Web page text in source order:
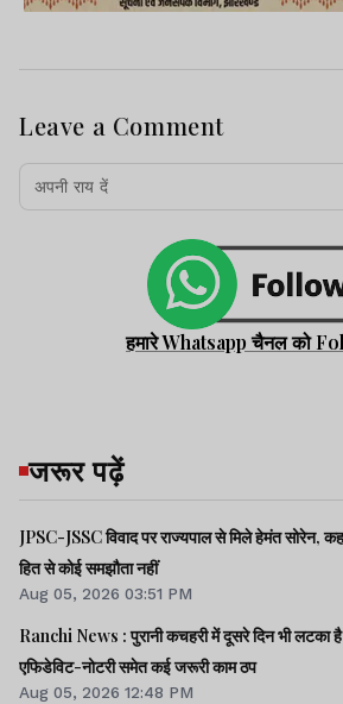
Leave a Comment
हमारे Whatsapp चैनल को
जरूर पढ़ें
JPSC-JSSC विवाद पर राज्यपाल से मिले हेमंत सोरेन,
हित से कोई समझौता नहीं
Aug 05, 2026 03:51 PM
Ranchi News : पुरानी कचहरी में दूसरे दिन भी लटका है ताला,
एफिडेविट-नोटरी समेत कई जरूरी काम ठप
Aug 05, 2026 12:48 PM